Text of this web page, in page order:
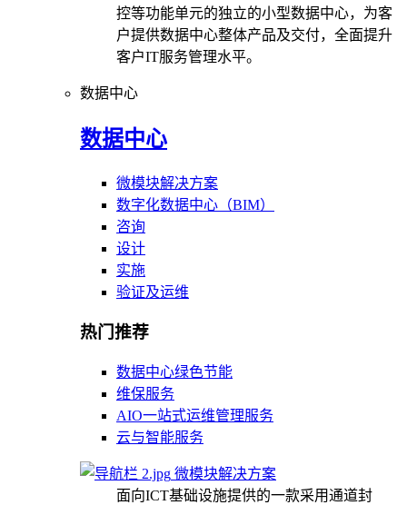
控等功能单元的独立的小型数据中心，为客
户提供数据中心整体产品及交付，全面提升
客户IT服务管理水平。
数据中心
数据中心
微模块解决方案
数字化数据中心（BIM）
咨询
设计
实施
验证及运维
热门推荐
数据中心绿色节能
维保服务
AIO一站式运维管理服务
云与智能服务
微模块解决方案
面向ICT基础设施提供的一款采用通道封